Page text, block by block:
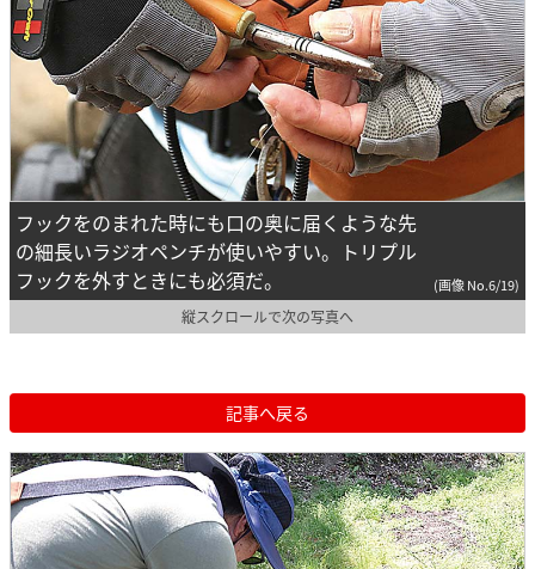
フックをのまれた時にも口の奥に届くような先
の細長いラジオペンチが使いやすい。トリプル
フックを外すときにも必須だ。
(画像 No.6/19)
縦スクロールで次の写真へ
記事へ戻る